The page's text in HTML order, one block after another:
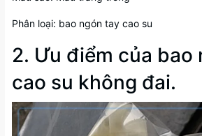
Phân loại: bao ngón tay cao su
2. Ưu điểm của bao
cao su không đai.